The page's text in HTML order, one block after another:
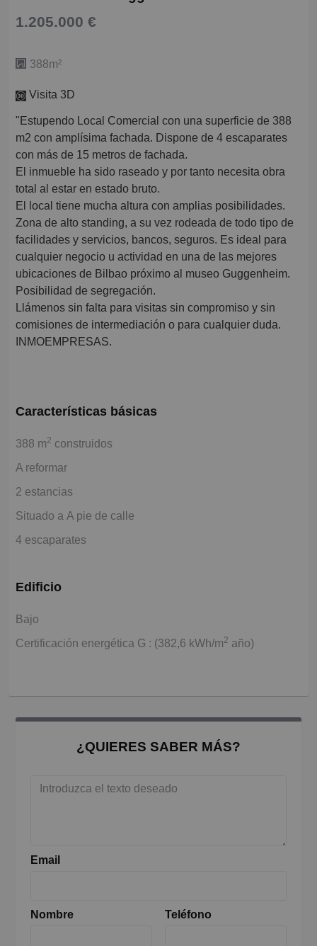
1.205.000 €
388m²
Visita 3D
"Estupendo Local Comercial con una superficie de 388
m2 con amplísima fachada. Dispone de 4 escaparates
con más de 15 metros de fachada.
El inmueble ha sido raseado y por tanto necesita obra
total al estar en estado bruto.
El local tiene mucha altura con amplias posibilidades.
Zona de alto standing, a su vez rodeada de todo tipo de
facilidades y servicios, bancos, seguros. Es ideal para
cualquier negocio u actividad en una de las mejores
ubicaciones de Bilbao próximo al museo Guggenheim.
Posibilidad de segregación.
Llámenos sin falta para visitas sin compromiso y sin
comisiones de intermediación o para cualquier duda.
INMOEMPRESAS.
Características básicas
388 m2 construidos
A reformar
2 estancias
Situado a A pie de calle
4 escaparates
Edificio
Bajo
Certificación energética G : (382,6 kWh/m2 año)
¿QUIERES SABER MÁS?
Email
Nombre Teléfono